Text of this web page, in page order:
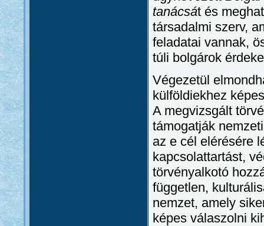
tanácsát és
társadalmi szerv,
feladatai vannak,
túli bolgárok
Végezetül
külföldiekhez
A megvizsgált
támogatják
az e cél elérésére
kapcsolattartást,
törvényalkotó
független,
nemzet, amely
képes válaszolni